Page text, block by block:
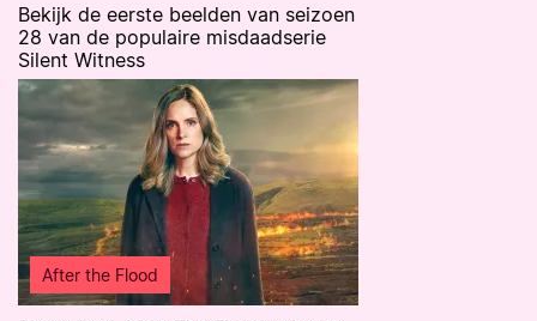
Bekijk de eerste beelden van seizoen
28 van de populaire misdaadserie
Silent Witness
After the Flood